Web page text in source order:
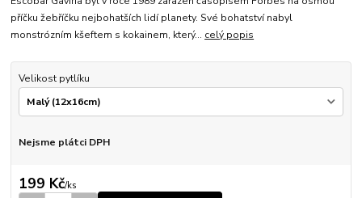
příčku žebříčku nejbohatších lidí planety. Své bohatství nabyl
monstrózním kšeftem s kokainem, který... celý popis
Velikost pytlíku
Nejsme plátci DPH
199 Kč/ks